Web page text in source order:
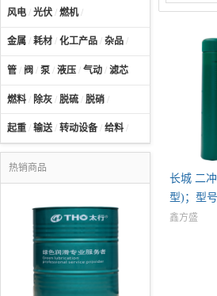
风电 / 光伏 / 燃机/
金属 / 耗材 / 化工产品 / 杂品 /
管 / 阀 / 泵 / 液压 / 气动 / 滤芯
燃料 / 除灰 / 脱硫 / 脱硝 /
起重 / 输送/ 转动设备 / 给料 /
热销商品
长城 二
型)；型
鑫方盛